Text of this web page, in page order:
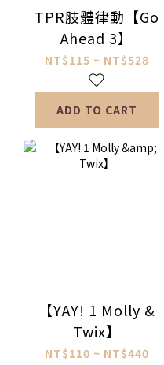
TPR肢體律動【Go
Ahead 3】
NT$115 ~ NT$528
ADD TO CART
【YAY! 1 Molly &
Twix】
NT$110 ~ NT$440